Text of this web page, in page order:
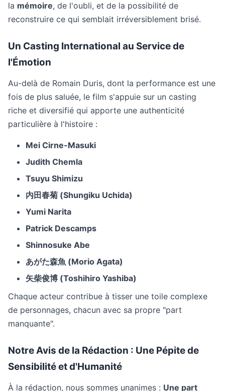
la mémoire, de l'oubli, et de la possibilité de
reconstruire ce qui semblait irréversiblement brisé.
Un Casting International au Service de
l'Émotion
Au-delà de Romain Duris, dont la performance est une
fois de plus saluée, le film s'appuie sur un casting
riche et diversifié qui apporte une authenticité
particulière à l'histoire :
Mei Cirne-Masuki
Judith Chemla
Tsuyu Shimizu
内田春菊 (Shungiku Uchida)
Yumi Narita
Patrick Descamps
Shinnosuke Abe
あがた森魚 (Morio Agata)
矢柴俊博 (Toshihiro Yashiba)
Chaque acteur contribue à tisser une toile complexe
de personnages, chacun avec sa propre "part
manquante".
Notre Avis de la Rédaction : Une Pépite de
Sensibilité et d'Humanité
À la rédaction, nous sommes unanimes : Une part